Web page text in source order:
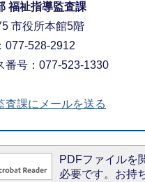
福祉指導監査課
市役所本館5階
077-528-2912
番号：077-523-1330
査課にメールを送る
PDFファイルを
必要です。お持